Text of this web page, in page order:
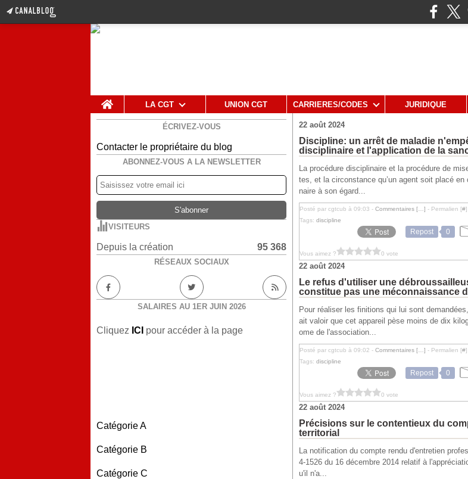
Home
LA CGT UNION CGT CARRIERES/CODES JURIDIQUE
ÉCRIVEZ-VOUS
Contacter le propriétaire du blog
ABONNEZ-VOUS A LA NEWSLETTER
VISITEURS
Depuis la création 95 368
RÉSEAUX SOCIAUX
SALAIRES AU 1ER JUIN 2026
Cliquez ICI pour accéder à la page
Catégorie A
Catégorie B
Catégorie C
22 août 2024
Discipline: un arrêt de maladie
disciplinaire et l'application de la
La procédure disciplinaire et la procédure de
tes, et la circonstance qu’un agent soit placé
naire à son égard...
Posté par cgtcub à 09:03 - Commentaires [ ] - Permalien [#]
Tags: discipline
Repost 0
Vous aimez ? 0 vote
22 août 2024
Le refus d'utiliser une
constitue pas une méconnaissance
Pour réaliser les finitions qui lui sont
ait valoir que cet appareil pèse moins de dix
ome de l'association...
Posté par cgtcub à 09:02 - Commentaires [ ] - Permalien [#]
Tags: discipline
Repost 0
Vous aimez ? 0 vote
22 août 2024
Précisions sur le contentieux du
territorial
La notification du compte rendu d'entretien
4-1526 du 16 décembre 2014 relatif à
u'il n'a...